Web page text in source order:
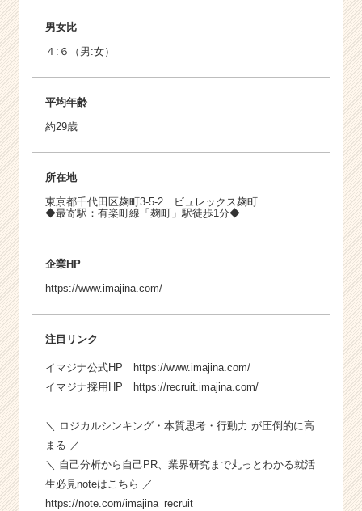
男女比
４:６（男:女）
平均年齢
約29歳
所在地
東京都千代田区麹町3-5-2 ビュレックス麹町
◆最寄駅：有楽町線「麹町」駅徒歩1分◆
企業HP
https://www.imajina.com/
注目リンク
イマジナ公式HP
https://www.imajina.com/
イマジナ採用HP
https://recruit.imajina.com/
＼ ロジカルシンキング・本質思考・行動力 が圧倒的に高
まる ／
＼ 自己分析から自己PR、業界研究まで丸っとわかる就活
生必見noteはこちら ／
https://note.com/imajina_recruit